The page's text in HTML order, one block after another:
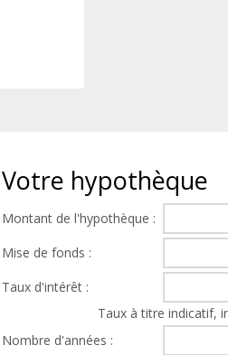
Votre hypothèque
Montant de l'hypothèque :
Mise de fonds :
Taux d'intérêt :
Taux à titre indicatif,
Nombre d'années :